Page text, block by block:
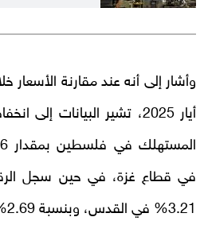
أيار 2025، تشير البيانات
في قطاع غزة، في حين سجل
3.21% في القدس، وبنسبة 2.69% في الضفة الغربية).